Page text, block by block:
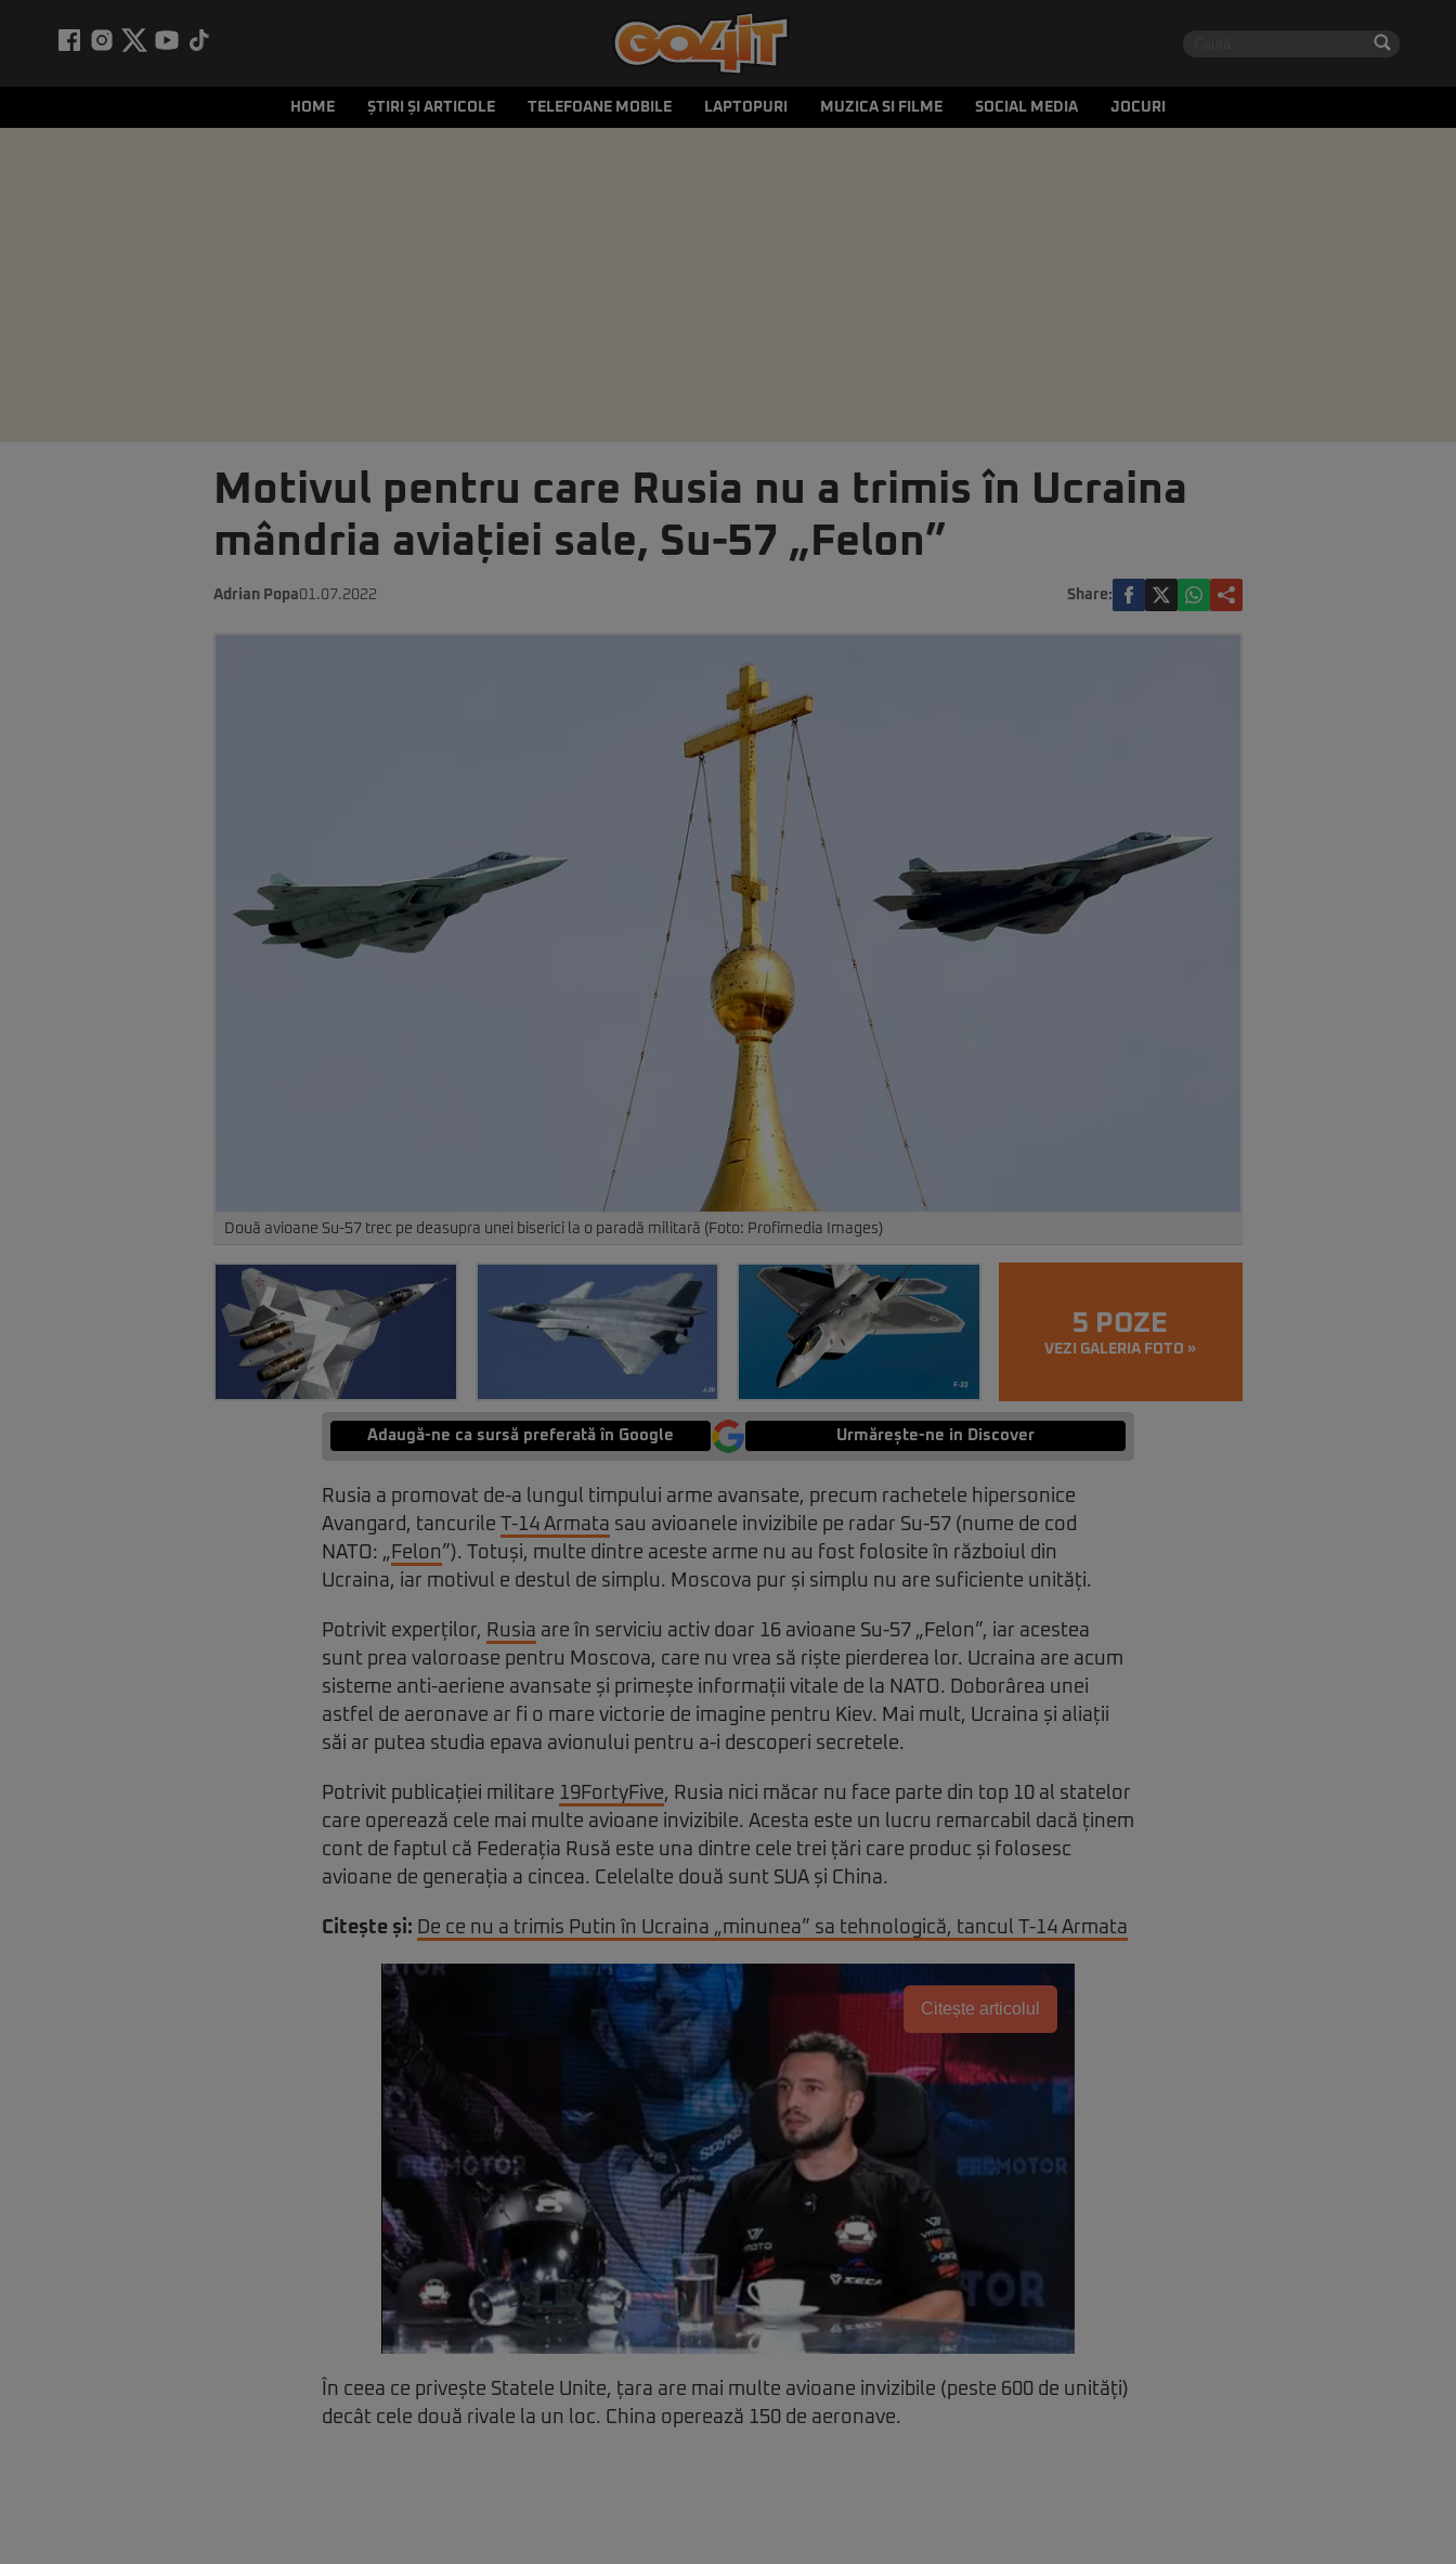
HOME ȘTIRI ȘI ARTICOLE TELEFOANE MOBILE LAPTOPURI MUZICA SI FILME SOCIAL MEDIA JOCURI
Motivul pentru care Rusia nu a trimis în Ucraina
mândria aviației sale, Su-57 „Felon”
Adrian Popa01.07.2022 Share:
Două avioane Su-57 trec pe deasupra unei biserici la o paradă militară (Foto: Profimedia Images)
5 POZE
VEZI GALERIA FOTO »
Adaugă-ne ca sursă preferată în Google Urmărește-ne in Discover
Rusia a promovat de-a lungul timpului arme avansate, precum rachetele hipersonice
Avangard, tancurile T-14 Armata sau avioanele invizibile pe radar Su-57 (nume de cod
NATO: „ Felon”). Totuși, multe dintre aceste arme nu au fost folosite în războiul din
Ucraina, iar motivul e destul de simplu. Moscova pur și simplu nu are suficiente unități.
Potrivit experților, Rusia are în serviciu activ doar 16 avioane Su-57 „Felon”, iar acestea
sunt prea valoroase pentru Moscova, care nu vrea să riște pierderea lor. Ucraina are acum
sisteme anti-aeriene avansate și primește informații vitale de la NATO. Doborârea unei
astfel de aeronave ar fi o mare victorie de imagine pentru Kiev. Mai mult, Ucraina și aliații
săi ar putea studia epava avionului pentru a-i descoperi secretele.
Potrivit publicației militare 19FortyFive, Rusia nici măcar nu face parte din top 10 al statelor
care operează cele mai multe avioane invizibile. Acesta este un lucru remarcabil dacă ținem
cont de faptul că Federația Rusă este una dintre cele trei țări care produc și folosesc
avioane de generația a cincea. Celelalte două sunt SUA și China.
Citește și: De ce nu a trimis Putin în Ucraina „minunea” sa tehnologică, tancul T-14 Armata
Citește articolul
În ceea ce privește Statele Unite, țara are mai multe avioane invizibile (peste 600 de unități)
decât cele două rivale la un loc. China operează 150 de aeronave.